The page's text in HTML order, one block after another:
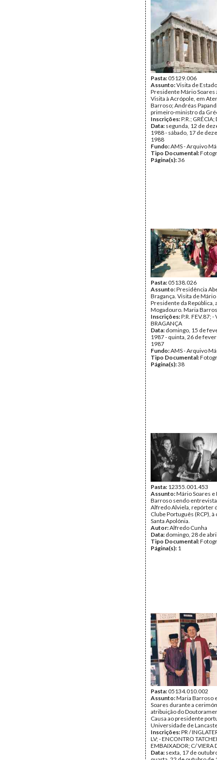
Pasta:05129.006
Assunto:Visita de
Presidente Mário Soares
Visita à Acrópole, em
Barroso; Andréas
primeiro-ministro da
Inscrições:P.R.; GRÉCIA;
Data: segunda, 12 de
1988 - sábado, 17 de
1988
Fundo:AMS - Arquivo
Tipo Documental:
Página(s):36
Pasta:05138.026
Assunto:Presidência
Bragança. Visita de Mário
Presidente da República,
Mogadouro. Maria
Inscrições:P.R. FEV.87; -
BRAGANÇA
Data: domingo, 15 de
1987 - quinta, 26 de
1987
Fundo:AMS - Arquivo
Tipo Documental:
Página(s):38
Pasta: 12355.001.453
Assunto:Mário Soares e
Barroso sendo
Alfredo Alviela, repórter
Clube Português (RCP), à
Santa Apolónia.
Autor:Alfredo Cunha
Data: domingo, 28 de
Tipo Documental:
Página(s): 1
Pasta:05134.010.002
Assunto:Maria Barroso
Soares durante a
atribuição do
Causa ao presidente
Universidade de
Inscrições:PR /
LV; - ENCONTRO
EMBAIXADOR; C/ VIERA
Data: sexta, 17 de